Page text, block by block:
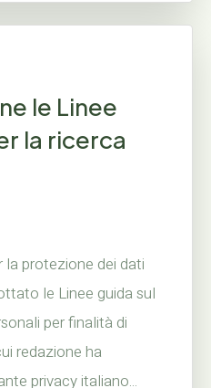
le Linee
la ricerca
protezione dei dati
le Linee guida sul
per finalità di
redazione ha
privacy italiano...